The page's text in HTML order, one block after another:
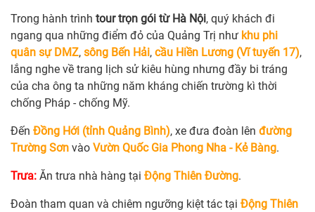
Trong hành trình tour trọn gói từ Hà Nội, quý khách đi
ngang qua những điểm đỏ của Quảng Trị như khu phi
quân sự DMZ, sông Bến Hải, cầu Hiền Lương (Vĩ tuyến 17),
lắng nghe về trang lịch sử kiêu hùng nhưng đầy bi tráng
của cha ông ta những năm kháng chiến trường kì thời
chống Pháp - chống Mỹ.
Đến Đồng Hới (tỉnh Quảng Bình), xe đưa đoàn lên đường
Trường Sơn vào Vườn Quốc Gia Phong Nha - Kẻ Bàng.
Trưa: Ăn trưa nhà hàng tại Động Thiên Đường.
Đoàn tham quan và chiêm ngưỡng kiệt tác tại Động Thiên